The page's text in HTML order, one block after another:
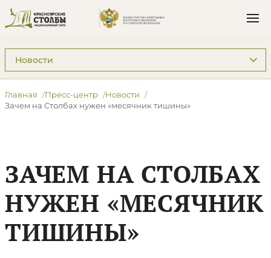
Подразделы: Пресс-центр
Главная Пресс-центр
Новости
Зачем на Столбах нужен «месячник тишины»
ЗАЧЕМ НА СТОЛБАХ
НУЖЕН «МЕСЯЧНИК
ТИШИНЫ»